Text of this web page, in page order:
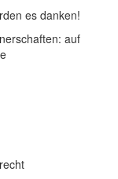
es danken!
auf